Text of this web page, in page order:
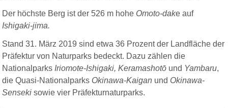
Der höchste Berg ist der 526 m hohe Omoto-dake auf
Ishigaki-jima.
Stand 31. März 2019 sind etwa 36 Prozent der Landfläche der
Präfektur von Naturparks bedeckt. Dazu zählen die
Nationalparks Iriomote-Ishigaki, Keramashotō und Yambaru,
die Quasi-Nationalparks Okinawa-Kaigan und Okinawa-
Senseki sowie vier Präfekturnaturparks.